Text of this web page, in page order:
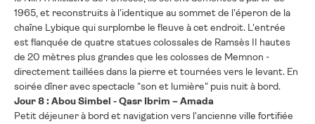
1965, et reconstruits à l'identique au sommet de l'éperon de la
chaîne Lybique qui surplombe le fleuve à cet endroit. L'entrée
est flanquée de quatre statues colossales de Ramsès II hautes
de 20 mètres plus grandes que les colosses de Memnon -
directement taillées dans la pierre et tournées vers le levant. En
soirée dîner avec spectacle "son et lumière" puis nuit à bord.
Jour 8 : Abou Simbel - Qasr Ibrim – Amada
Petit déjeuner à bord et navigation vers l'ancienne ville fortifiée